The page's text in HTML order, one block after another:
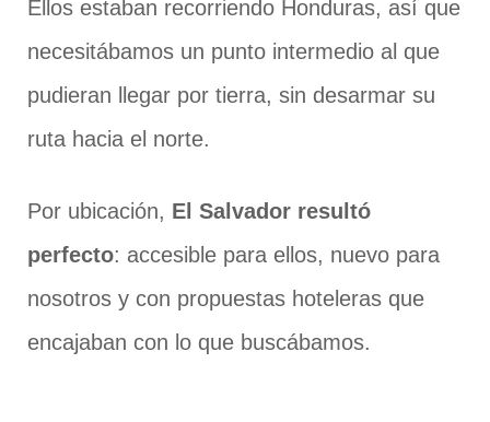
Ellos estaban recorriendo Honduras, así que
necesitábamos un punto intermedio al que
pudieran llegar por tierra, sin desarmar su
ruta hacia el norte.
Por ubicación, El Salvador resultó
perfecto: accesible para ellos, nuevo para
nosotros y con propuestas hoteleras que
encajaban con lo que buscábamos.